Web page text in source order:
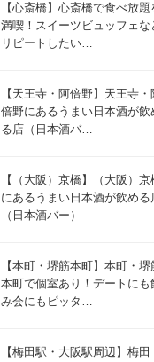
【心斎橋】心斎橋で食べ放題
満喫！スイーツビュッフェな
リピートしたい…
【天王寺・阿倍野】天王寺・
倍野にあるうまい日本酒が飲
る店（日本酒バ…
【（大阪）京橋】（大阪）京
にあるうまい日本酒が飲める
（日本酒バー）
【本町・堺筋本町】本町・堺
本町で個室あり！デートにも
み会にもピッタ…
【梅田駅・大阪駅周辺】梅田